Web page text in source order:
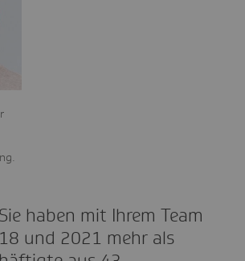
haben mit Ihrem Team
und 2021 mehr als